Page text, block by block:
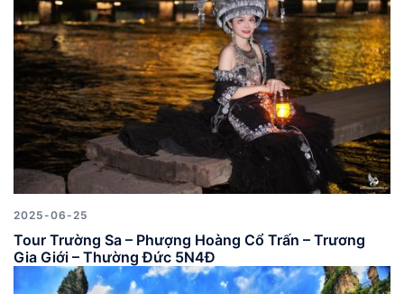
2025-06-25
Tour Trường Sa – Phượng Hoàng Cổ Trấn – Trương
Gia Giới – Thường Đức 5N4Đ